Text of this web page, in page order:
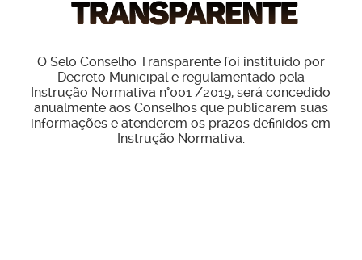
O Selo Conselho Transparente foi instituído por
Decreto Municipal e regulamentado pela
Instrução Normativa n°001 /2019, será concedido
anualmente aos Conselhos que publicarem suas
informações e atenderem os prazos definidos em
Instrução Normativa.